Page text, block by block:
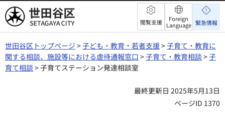
世田谷区 閲覧支援
Foreign
Language 緊急情報
世田谷区トップページ >子ども・教育・若者支援>子育て・教育に
関する相談、施設等における虐待通報窓口 >子育て・教育相談>子
育て相談> 子育てステーション発達相談室
最終更新日 2025年5月13日
ページID 1370